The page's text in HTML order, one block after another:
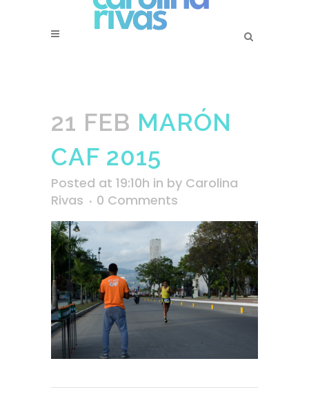
21 FEB MARÓN
CAF 2015
Posted at 19:10h in by Carolina
Rivas
0 Comments